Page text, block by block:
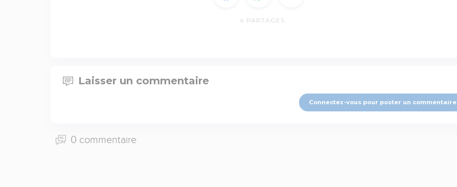
4 PARTAGES
Laisser un commentaire
Connectez-vous pour poster un commentaire
0 commentaire